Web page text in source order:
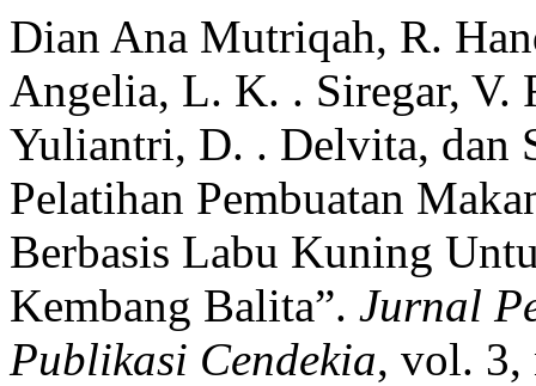
Dian Ana Mutriqah, R.
Angelia, L. K. . Siregar, V.
Yuliantri, D. . Delvita, dan
Pelatihan Pembuatan
Berbasis Labu Kuning
Kembang Balita”. Jurnal
Publikasi Cendekia, vol. 3,